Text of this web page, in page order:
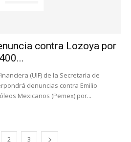
contra Lozoya por
(UIF) de la Secretaría de
denuncias contra Emilio
Mexicanos (Pemex) por...
2 3